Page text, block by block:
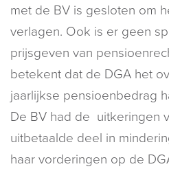
met de BV is gesloten om
verlagen. Ook is er geen
prijsgeven van
betekent dat de DGA het
jaarlijkse pensioenbedrag
De BV had de uitkeringen
uitbetaalde deel in
haar vorderingen op de